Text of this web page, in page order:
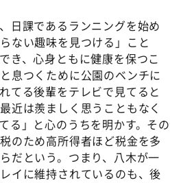
日課であるランニングを始め
ない趣味を見つける」こと
き、心身ともに健康を保つこ
息つくために公園のベンチに
てる後輩をテレビで見てると
近は羨ましく思うこともなく
る」と心のうちを明かす。その
のため高所得者ほど税金を多
だという。つまり、八木が一
イに維持されているのも、後